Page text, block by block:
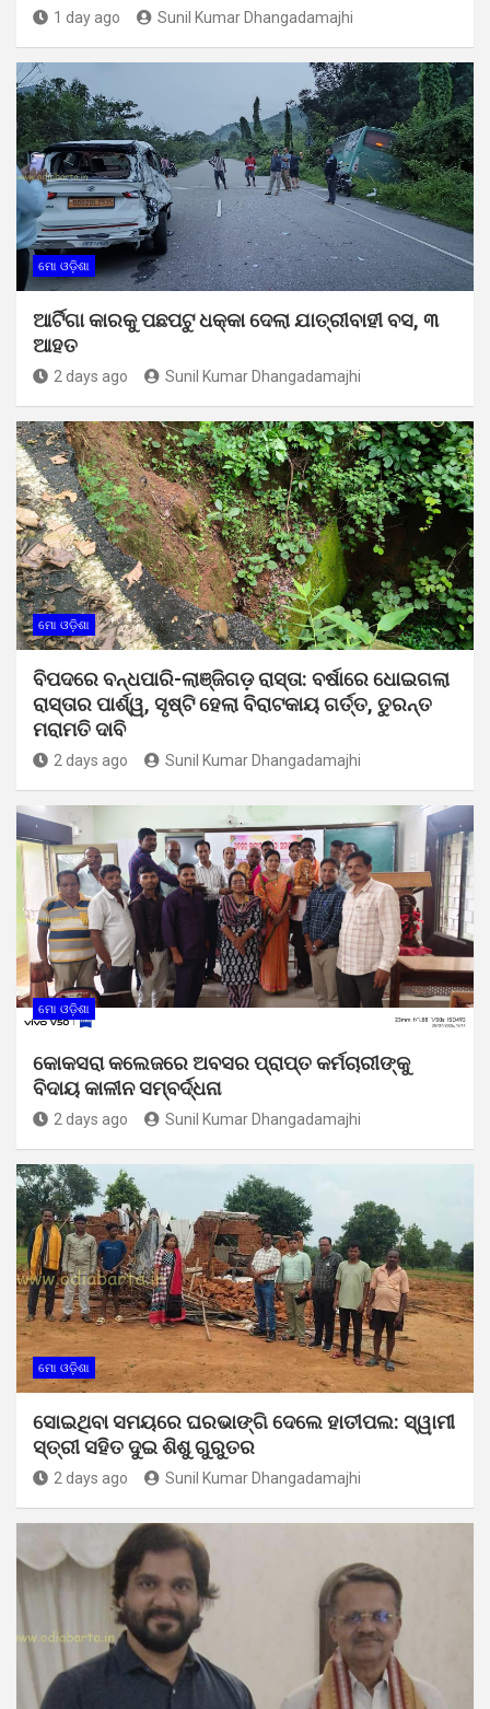
1 day ago Sunil Kumar Dhangadamajhi
ମୋ ଓଡ଼ିଶା
ଆର୍ଟିଗା କାରକୁ ପଛପଟୁ ଧକ୍କା ଦେଲା ଯାତ୍ରୀବାହୀ ବସ, ୩
ଆହତ
2 days ago Sunil Kumar Dhangadamajhi
ମୋ ଓଡ଼ିଶା
ବିପଦରେ ବନ୍ଧପାରି-ଲାଞ୍ଜିଗଡ଼ ରାସ୍ତା: ବର୍ଷାରେ ଧୋଇଗଲା
ରାସ୍ତାର ପାର୍ଶ୍ୱ, ସୃଷ୍ଟି ହେଲା ବିରାଟକାୟ ଗର୍ତ୍ତ, ତୁରନ୍ତ
ମରାମତି ଦାବି
2 days ago Sunil Kumar Dhangadamajhi
ମୋ ଓଡ଼ିଶା
କୋକସରା କଲେଜରେ ଅବସର ପ୍ରାପ୍ତ କର୍ମଚାରୀଙ୍କୁ
ବିଦାୟ କାଳୀନ ସମ୍ବର୍ଦ୍ଧନା
2 days ago Sunil Kumar Dhangadamajhi
ମୋ ଓଡ଼ିଶା
ସୋଇଥିବା ସମୟରେ ଘରଭାଙ୍ଗି ଦେଲେ ହାତୀପଲ: ସ୍ୱାମୀ
ସ୍ତ୍ରୀ ସହିତ ଦୁଇ ଶିଶୁ ଗୁରୁତର
2 days ago Sunil Kumar Dhangadamajhi